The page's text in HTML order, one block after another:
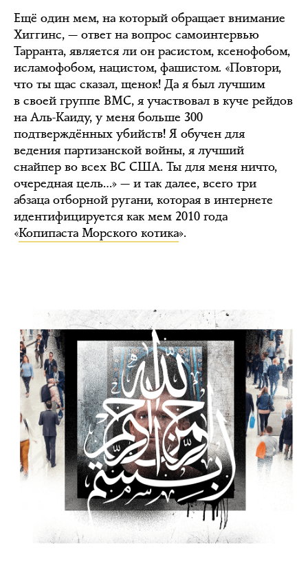
Ещё один мем, на который обращает внимание
Хиггинс, — ответ на вопрос самоинтервью
Тарранта, является ли он расистом, ксенофобом,
исламофобом, нацистом, фашистом. «Повтори,
что ты щас сказал, щенок! Да я был лучшим
в своей группе ВМС, я участвовал в куче рейдов
на Аль-Каиду, у меня больше 300
подтверждённых убийств! Я обучен для
ведения партизанской войны, я лучший
снайпер во всех ВС США. Ты для меня ничто,
очередная цель…» — и так далее, всего три
абзаца отборной ругани, которая в интернете
идентифицируется как мем 2010 года
«Копипаста Морского котика».